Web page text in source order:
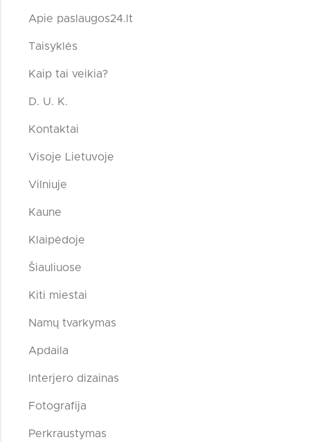
Apie paslaugos24.lt
Taisyklės
Kaip tai veikia?
D. U. K.
Kontaktai
Visoje Lietuvoje
Vilniuje
Kaune
Klaipėdoje
Šiauliuose
Kiti miestai
Namų tvarkymas
Apdaila
Interjero dizainas
Fotografija
Perkraustymas